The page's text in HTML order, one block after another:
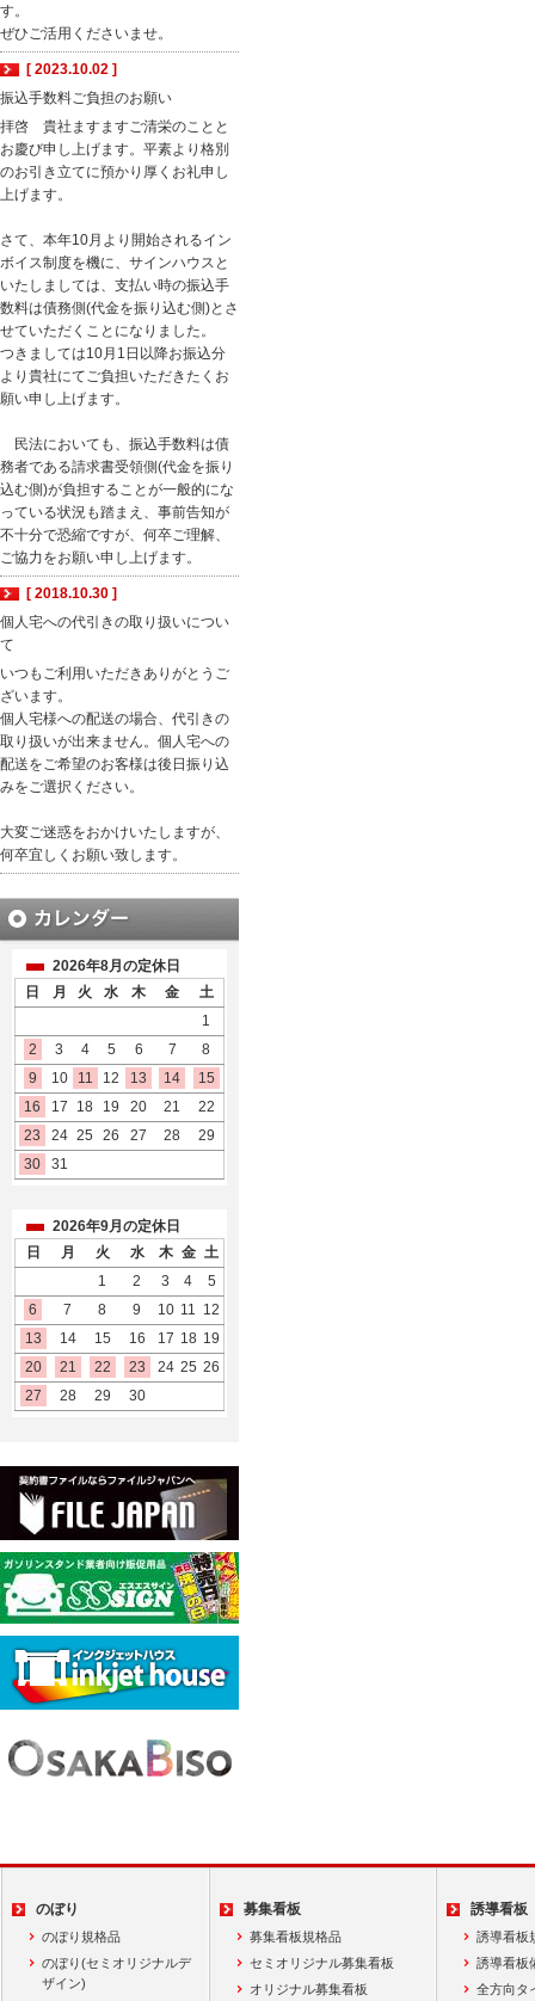
す。
ぜひご活用くださいませ。
[ 2023.10.02 ]
振込手数料ご負担のお願い
拝啓 貴社ますますご清栄のことと
お慶び申し上げます。平素より格別
のお引き立てに預かり厚くお礼申し
上げます。
さて、本年10月より開始されるイン
ボイス制度を機に、サインハウスと
いたしましては、支払い時の振込手
数料は債務側(代金を振り込む側)とさ
せていただくことになりました。
つきましては10月1日以降お振込分
より貴社にてご負担いただきたくお
願い申し上げます。
民法においても、振込手数料は債
務者である請求書受領側(代金を振り
込む側)が負担することが一般的にな
っている状況も踏まえ、事前告知が
不十分で恐縮ですが、何卒ご理解、
ご協力をお願い申し上げます。
[ 2018.10.30 ]
個人宅への代引きの取り扱いについ
て
いつもご利用いただきありがとうご
ざいます。
個人宅様への配送の場合、代引きの
取り扱いが出来ません。個人宅への
配送をご希望のお客様は後日振り込
みをご選択ください。
大変ご迷惑をおかけいたしますが、
何卒宜しくお願い致します。
2026年8月の定休日
日
月 火 水 木 金
土
1
2
3 4 5 6 7
8
9
10 11 12 13 14
15
16
17 18 19 20 21
22
23
24 25 26 27 28
29
30
31
2026年9月の定休日
日
月 火 水 木 金 土
1
2 3 4
5
6
7 8 9 10 11 12
13
14 15 16 17 18 19
20
21 22 23 24 25 26
27
28 29 30
のぼり
のぼり規格品
のぼり(セミオリジナルデ
ザイン)
募集看板
募集看板規格品
セミオリジナル募集看板
オリジナル募集看板
誘導看板
誘導看板
誘導看板
全方向タ